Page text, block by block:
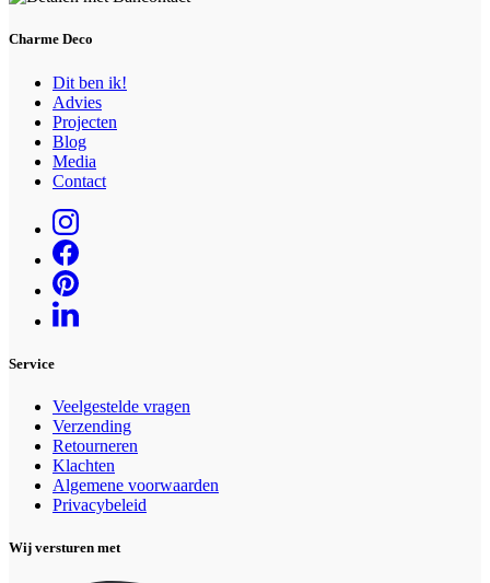
productpagina
Charme Deco
Dit ben ik!
Advies
Projecten
Blog
Media
Contact
Service
Veelgestelde vragen
Verzending
Retourneren
Klachten
Algemene voorwaarden
Privacybeleid
Wij versturen met